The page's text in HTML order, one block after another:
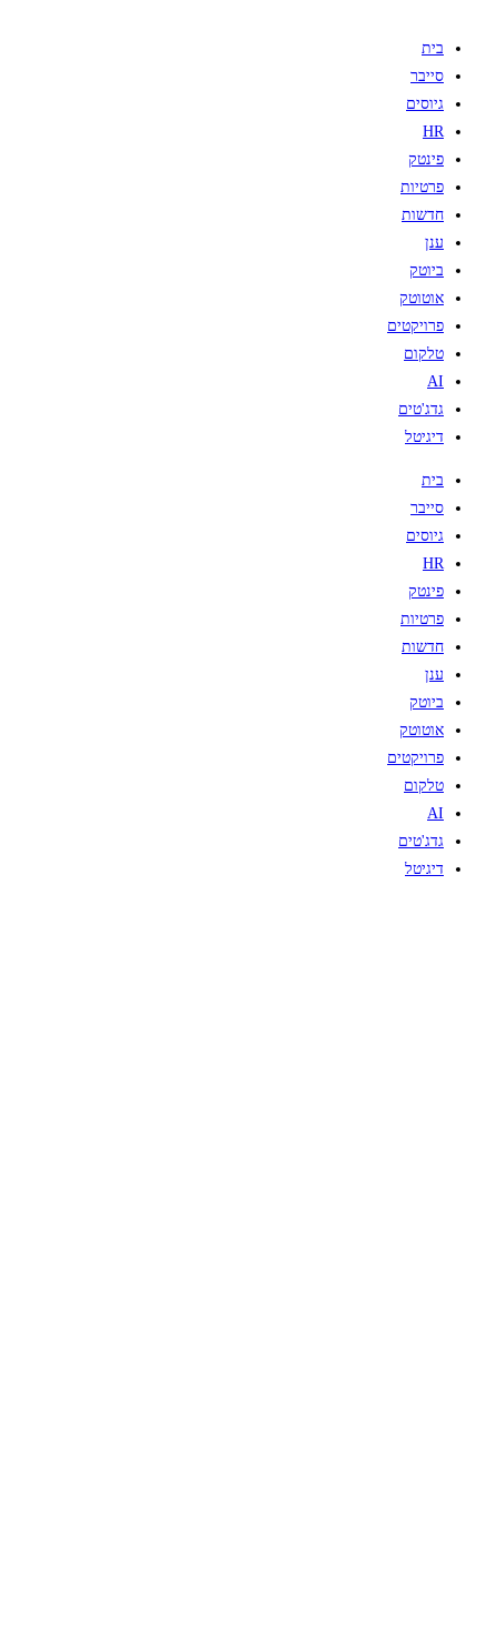
בית
סייבר
גיוסים
HR
פינטק
פרטיות
חדשות
ענן
ביוטק
אוטוטק
פרויקטים
טלקום
AI
גדג'טים
דיגיטל
בית
סייבר
גיוסים
HR
פינטק
פרטיות
חדשות
ענן
ביוטק
אוטוטק
פרויקטים
טלקום
AI
גדג'טים
דיגיטל